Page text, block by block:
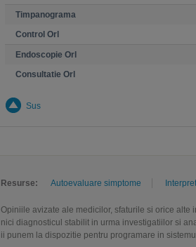
Timpanograma
Control Orl
Endoscopie Orl
Consultatie Orl
Sus
Resurse: Autoevaluare simptome
Opiniile avizate ale medicilor, sfaturile si orice
nici diagnosticul stabilit in urma investigatiilor si
ii punem la dispozitie pentru programare in